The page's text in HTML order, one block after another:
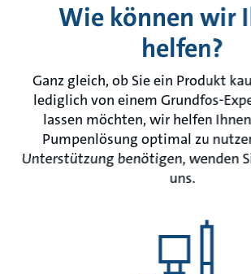
Wie können wir
helfen?
Ganz gleich, ob Sie ein Produkt
lediglich von einem Grundfos-
lassen möchten, wir helfen
Pumpenlösung optimal zu
Unterstützung benötigen, wenden
uns.